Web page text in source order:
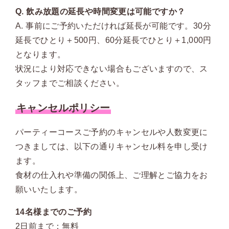
Q. 飲み放題の延長や時間変更は可能ですか？
A. 事前にご予約いただければ延長が可能です。30分
延長でひとり＋500円、60分延長でひとり＋1,000円
となります。
状況により対応できない場合もございますので、ス
タッフまでご相談ください。
キャンセルポリシー
パーティーコースご予約のキャンセルや人数変更に
つきましては、以下の通りキャンセル料を申し受け
ます。
食材の仕入れや準備の関係上、ご理解とご協力をお
願いいたします。
14名様までのご予約
2日前まで：無料